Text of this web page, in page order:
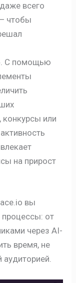
всего
чтобы
. С помощью
конкурсы или
на прирост
вы
процессы: от
через AI-
время, не